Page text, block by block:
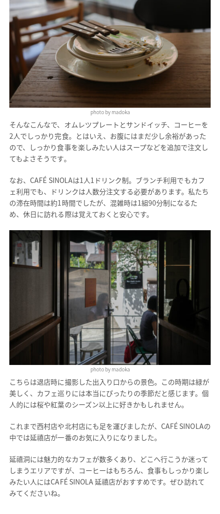
photo by madoka
そんなこんなで、オムレツプレートとサンドイッチ、コーヒーを
2人でしっかり完食。とはいえ、お腹にはまだ少し余裕があった
ので、しっかり食事を楽しみたい人はスープなどを追加で注文し
てもよさそうです。
なお、CAFÉ SINOLAは1人1ドリンク制。ブランチ利用でもカフ
ェ利用でも、ドリンクは人数分注文する必要があります。私たち
の滞在時間は約1時間でしたが、混雑時は1組90分制になるた
め、休日に訪れる際は覚えておくと安心です。
photo by madoka
こちらは退店時に撮影した出入り口からの景色。この時期は緑が
美しく、カフェ巡りには本当にぴったりの季節だと感じます。個
人的には桜や紅葉のシーズン以上に好きかもしれません。
これまで西村店や北村店にも足を運びましたが、CAFÉ SINOLAの
中では延禧店が一番のお気に入りになりました。
延禧洞には魅力的なカフェが数多くあり、どこへ行こうか迷って
しまうエリアですが、コーヒーはもちろん、食事もしっかり楽し
みたい人にはCAFÉ SINOLA 延禧店がおすすめです。ぜひ訪れて
みてくださいね。